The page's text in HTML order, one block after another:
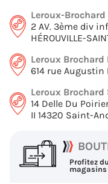
Leroux-
2 AV. 3ème div
HÉROUVILLE-
Leroux Brochard
614 rue Augustin
Leroux
14 Delle Du
II 14320 Saint-
Profitez
magasins